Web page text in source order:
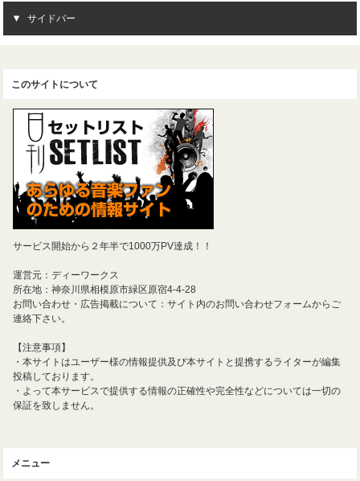
サイドバー
このサイトについて
サービス開始から２年半で1000万PV達成！！
運営元：ディーワークス
所在地：神奈川県相模原市緑区原宿4-4-28
お問い合わせ・広告掲載について：サイト内のお問い合わせフォームからご
連絡下さい。
【注意事項】
・本サイトはユーザー様の情報提供及び本サイトと提携するライターが編集
投稿しております。
・よって本サービスで提供する情報の正確性や完全性などについては一切の
保証を致しません。
メニュー